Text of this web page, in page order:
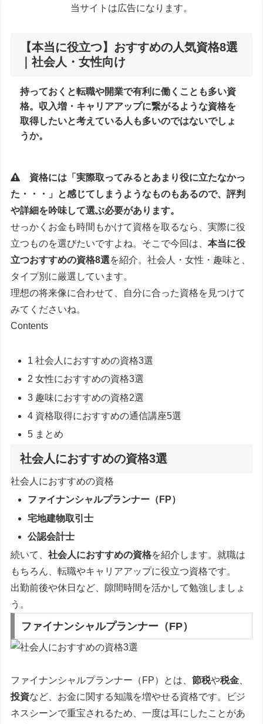
当サイトは広告になります。
【本当に役立つ】おすすめの人気資格8選
｜社会人・女性向け
持っておくと転職や開業で有利に働くことも多い資
格。 収入増・キャリアアップに繋がるような資格を
取得したいと考えている人も多いのではないでしょ
うか。
資格には「実際取ってみるとあまり役に立たなかっ
た・・・」と感じてしまうようなものもあるので、評判
や詳細を吟味して選ぶ必要があります。
せっかくお金も時間もかけて資格を取るなら、実際に役
立つものを選びたいですよね。そこで今回は、本当に役
立つおすすめの資格8選を紹介。社会人・女性・趣味と、
タイプ別に厳選しています。
理想の将来像に合わせて、自分に合った資格を見つけて
みてくださいね。
Contents
1 社会人におすすめの資格3選
2 女性におすすめの資格3選
3 趣味におすすめの資格2選
4 資格取得におすすめの通信講座5選
5 まとめ
社会人におすすめの資格3選
社会人におすすめの資格
ファイナンシャルプランナー（FP）
宅地建物取引士
公認会計士
続いて、社会人におすすめの資格を紹介します。就職は
もちろん、転職やキャリアアップに役立つ資格です。
出勤前後や休日など、隙間時間を活かして勉強しましょ
う。
ファイナンシャルプランナー（FP）
ファイナンシャルプランナー（FP）とは、節税や税金、
投資など、お金に関する知識を増やせる資格です。ビジ
ネスシーンで重宝されるため、一度は耳にしたことがあ